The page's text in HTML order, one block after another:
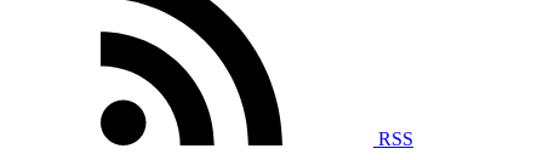
RSS